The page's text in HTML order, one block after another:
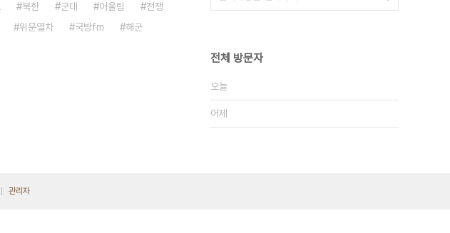
북한 군대 어울림
전쟁
위문열차 국방fm
해군
전체 방문자
오늘
어제
관리자